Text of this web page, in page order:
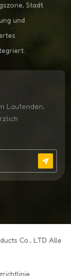
Stadt
und
Laufenden,
Co., LTD Alle